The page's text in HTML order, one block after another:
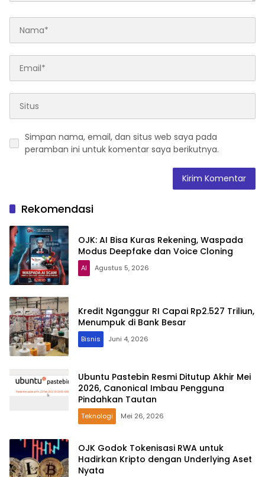
Simpan nama, email, dan situs web saya pada
peramban ini untuk komentar saya berikutnya.
Rekomendasi
OJK: AI Bisa Kuras Rekening, Waspada
Modus Deepfake dan Voice Cloning
AI Agustus 5, 2026
Kredit Nganggur RI Capai Rp2.527 Triliun,
Menumpuk di Bank Besar
Bisnis Juni 4, 2026
Ubuntu Pastebin Resmi Ditutup Akhir Mei
2026, Canonical Imbau Pengguna
Pindahkan Tautan
Teknologi Mei 26, 2026
OJK Godok Tokenisasi RWA untuk
Hadirkan Kripto dengan Underlying Aset
Nyata